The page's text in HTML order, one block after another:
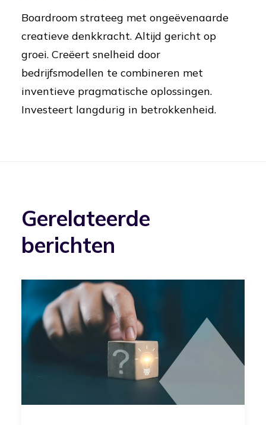
Boardroom strateeg met ongeëvenaarde
creatieve denkkracht. Altijd gericht op
groei. Creëert snelheid door
bedrijfsmodellen te combineren met
inventieve pragmatische oplossingen.
Investeert langdurig in betrokkenheid.
Gerelateerde
berichten